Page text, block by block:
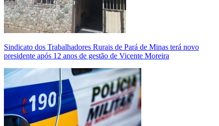
Sindicato dos Trabalhadores Rurais de Pará de Minas terá novo
presidente após 12 anos de gestão de Vicente Moreira